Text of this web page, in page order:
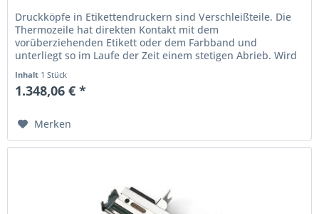
Druckköpfe in Etikettendruckern sind Verschleißteile. Die
Thermo­zeile hat direkten Kontakt mit dem
vorüberziehenden Etikett oder dem Farbband und
unterliegt so im Laufe der Zeit einem stetigen Abrieb. Wird
Inhalt 1 Stück
1.348,06 € *
Merken